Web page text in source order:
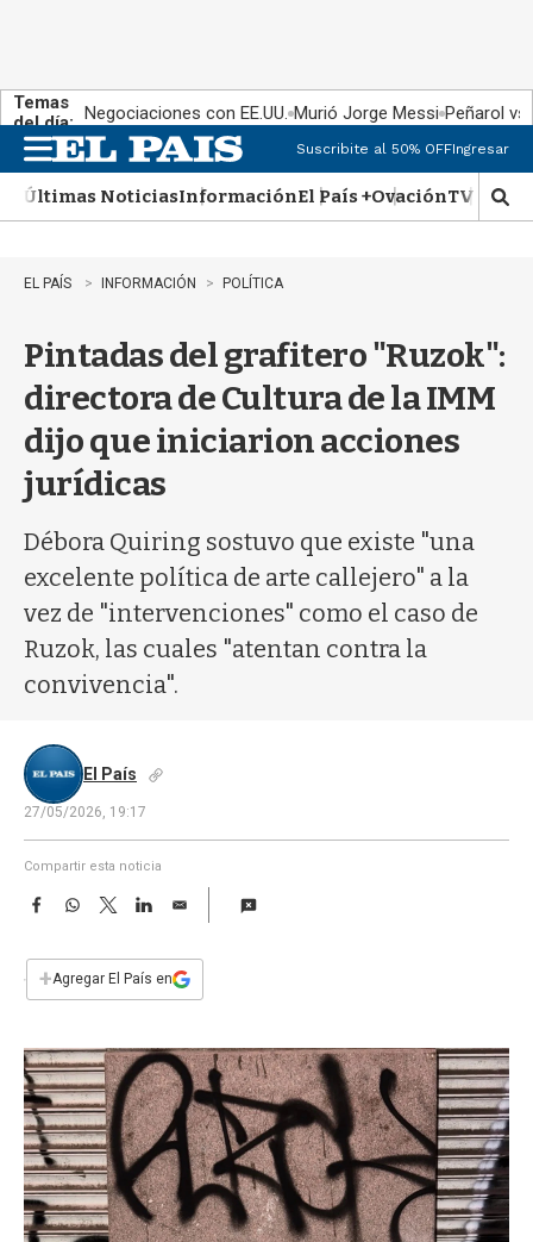
Temas
del día: Negociaciones con EE.UU. Murió Jorge Messi Peñarol
n
u
Suscribite al 50% OFFIngresar
Últimas NoticiasInformaciónEl País +OvaciónTV Show
M
o
r
b
EL PAÍS INFORMACIÓN POLÍTICA
Pintadas del grafitero "Ruzok":
directora de Cultura de la IMM
dijo que iniciarion acciones
jurídicas
Débora Quiring sostuvo que existe "una
excelente política de arte callejero" a la
vez de "intervenciones" como el caso de
Ruzok, las cuales "atentan contra la
convivencia".
El País
27/05/2026, 19:17
Compartir esta noticia
F
e
b
k
W
s
p
T
w
t
L
n
E
i
l
+Agregar El País en